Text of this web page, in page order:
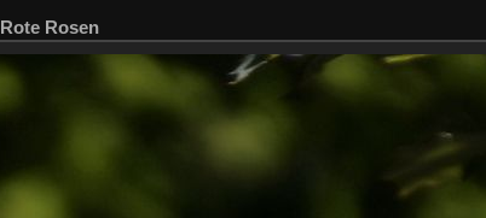
Rote Rosen